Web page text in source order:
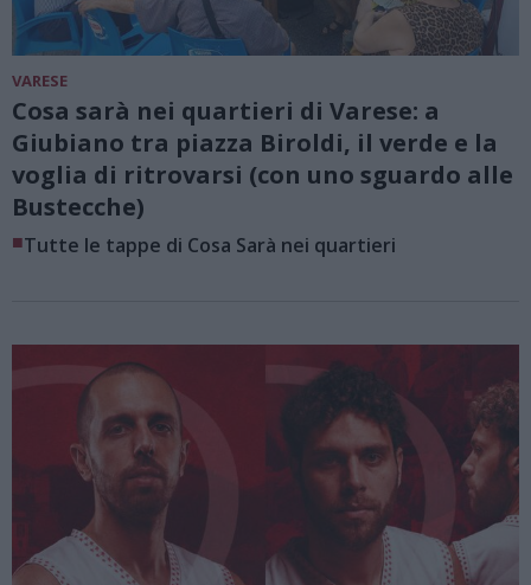
VARESE
Cosa sarà nei quartieri di Varese: a
Giubiano tra piazza Biroldi, il verde e la
voglia di ritrovarsi (con uno sguardo alle
Bustecche)
■Tutte le tappe di Cosa Sarà nei quartieri